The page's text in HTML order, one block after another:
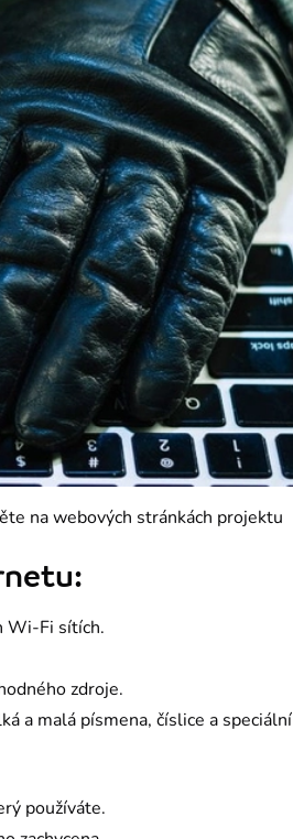
Wi-Fi sítích.
zdroje.
a malá písmena, číslice a speciální
používáte.